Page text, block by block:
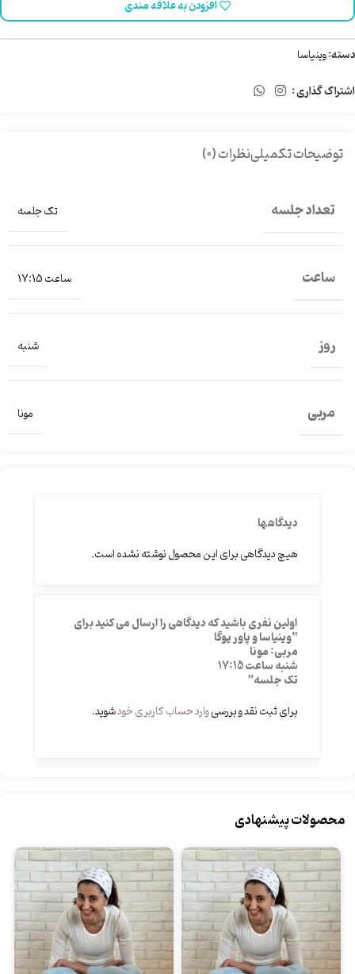
افزودن به علاقه مندی
دسته:وینیاسا
اشتراک گذاری :
توضیحات تکمیلینظرات (0)
تعداد جلسه تک جلسه
ساعت ساعت 17:15
روز شنبه
مربی مونا
دیدگاهها
هیچ دیدگاهی برای این محصول نوشته نشده است.
اولین نفری باشید که دیدگاهی را ارسال می کنید برای
“وینیاسا و پاور یوگا
مربی: مونا
شنبه ساعت 17:15
تک جلسه”
برای ثبت نقد و بررسیوارد حساب کاربری خودشوید.
محصولات پیشنهادی